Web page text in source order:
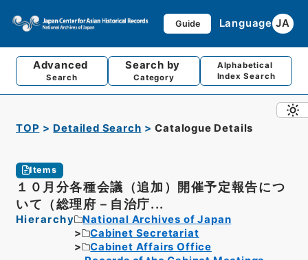
Guide Language JA
Advanced
Search
Search by
Category
Alphabetical
Index Search
TOP Detailed Search Catalogue Details
Items
１０月分各種会議（追加）開催予定報告につ
いて（総理府－自治庁...
Hierarchy
National Archives of Japan
Cabinet Secretariat
Cabinet Affairs Office